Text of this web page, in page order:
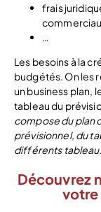
frais
…
Les besoins à la
budgétés. On les
un business plan,
tableau du
compose du plan
prévisionnel, du
différents
Découvrez